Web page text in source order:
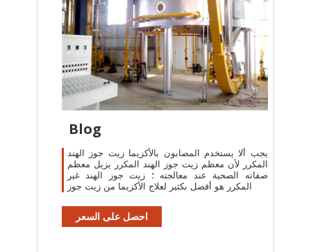
Blog
يجب ألا يستخدم المصابون بالأكزيما زيت جوز الهند
المكرر لأن معظم زيت جوز الهند المكرر يزيل معظم
صفاته الصحية عند معالجته ؛ زيت جوز الهند غير
المكرر هو أفضل بكثير لعلاج الأكزيما من زيت جوز
احصل على السعر